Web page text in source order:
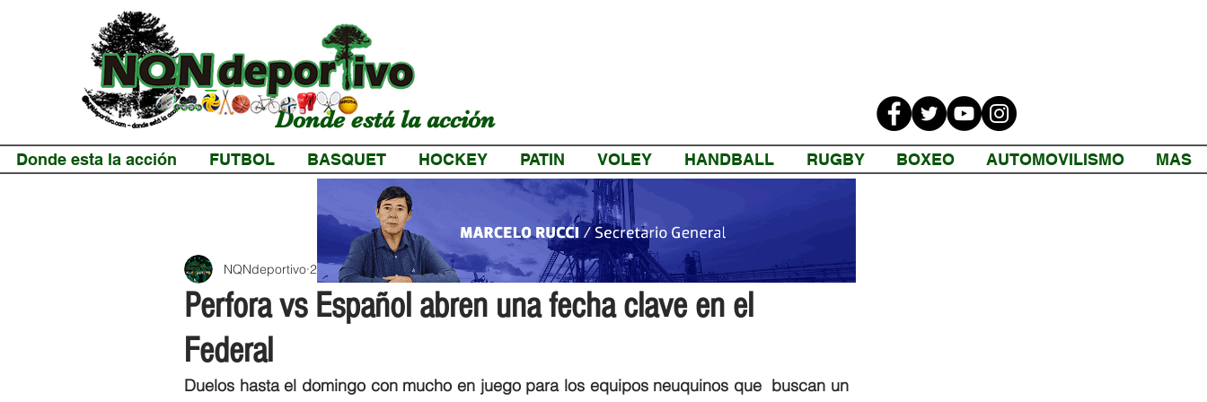
Donde está la acción
Donde esta la acción FUTBOL BASQUET HOCKEY PATIN VOLEY HANDBALL RUGBY BOXEO AUTOMOVILISMO MAS
Perfora vs Español abren una fecha clave en el
Federal
NQNdeportivo 2 min de lectura
Duelos hasta el domingo con mucho en juego para los equipos neuquinos que  buscan un